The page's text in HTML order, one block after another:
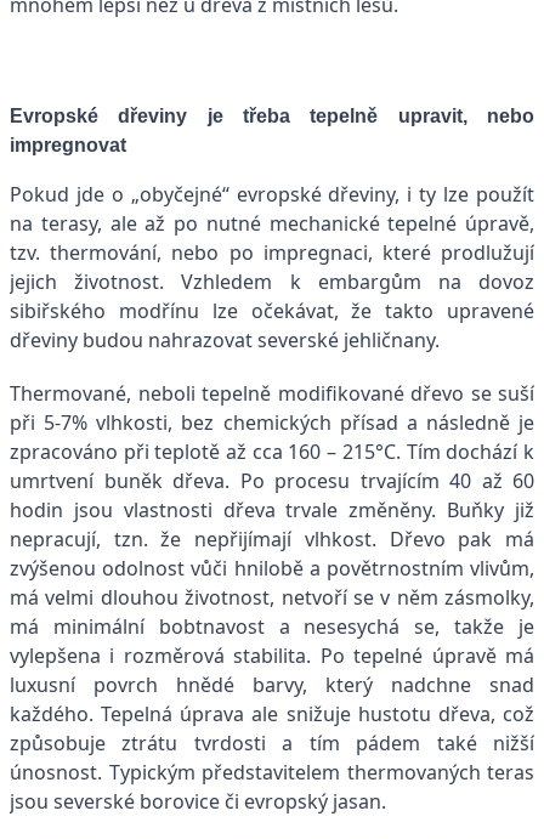
Evropské dřeviny je třeba tepelně upravit, nebo
impregnovat
Pokud jde o „obyčejné“ evropské dřeviny, i ty lze použít
na terasy, ale až po nutné mechanické tepelné úpravě,
tzv. thermování, nebo po impregnaci, které prodlužují
jejich životnost. Vzhledem k embargům na dovoz
sibiřského modřínu lze očekávat, že takto upravené
dřeviny budou nahrazovat severské jehličnany.
Thermované, neboli tepelně modifikované dřevo se suší
při 5-7% vlhkosti, bez chemických přísad a následně je
zpracováno při teplotě až cca 160 – 215°C. Tím dochází k
umrtvení buněk dřeva. Po procesu trvajícím 40 až 60
hodin jsou vlastnosti dřeva trvale změněny. Buňky již
nepracují, tzn. že nepřijímají vlhkost. Dřevo pak má
zvýšenou odolnost vůči hnilobě a povětrnostním vlivům,
má velmi dlouhou životnost, netvoří se v něm zásmolky,
má minimální bobtnavost a nesesychá se, takže je
vylepšena i rozměrová stabilita. Po tepelné úpravě má
luxusní povrch hnědé barvy, který nadchne snad
každého. Tepelná úprava ale snižuje hustotu dřeva, což
způsobuje ztrátu tvrdosti a tím pádem také nižší
únosnost. Typickým představitelem thermovaných teras
jsou severské borovice či evropský jasan.